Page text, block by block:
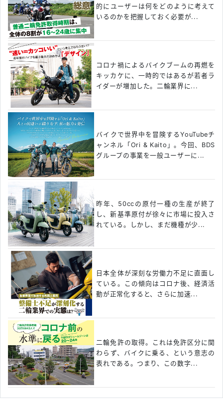
的にユーザーは何をどのように考えて
いるのかを把握しておく必要が...
コロナ禍によるバイクブームの再燃を
キッカケに、一時的ではあるが若者ラ
イダーが増加した。二輪業界に...
バイクで世界中を冒険するYouTubeチ
ャンネル「Ori & Kaito」。今回、BDS
グループの事業を一般ユーザーに...
昨年、50ccの原付一種の生産が終了
し、新基準原付が徐々に市場に投入さ
れている。しかし、まだ機種が少...
日本全体が深刻な労働力不足に直面し
ている。この傾向はコロナ後、経済活
動が正常化すると、さらに加速...
二輪免許の取得。これは免許区分に関
わらず、バイクに乗る、という意志の
表れである。つまり、この数字...